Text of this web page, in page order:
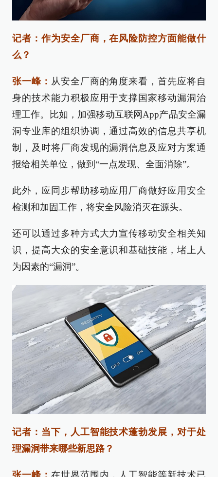
记者：作为安全厂商，在风险防控方面能做什
么？
张一峰： 从安全厂商的角度来看，首先应将自
身的技术能力积极应用于支撑国家移动漏洞治
理工作。比如，加强移动互联网App产品安全漏
洞专业库的组织协调，通过高效的信息共享机
制，及时将厂商发现的漏洞信息及应对方案通
报给相关单位，做到“一点发现、全面消除”。
此外，应同步帮助移动应用厂商做好应用安全
检测和加固工作，将安全风险消灭在源头。
还可以通过多种方式大力宣传移动安全相关知
识，提高大众的安全意识和基础技能，堵上人
为因素的“漏洞”。
记者：当下，人工智能技术蓬勃发展，对于处
理漏洞带来哪些新思路？
张一峰： 在世界范围内，人工智能等新技术已